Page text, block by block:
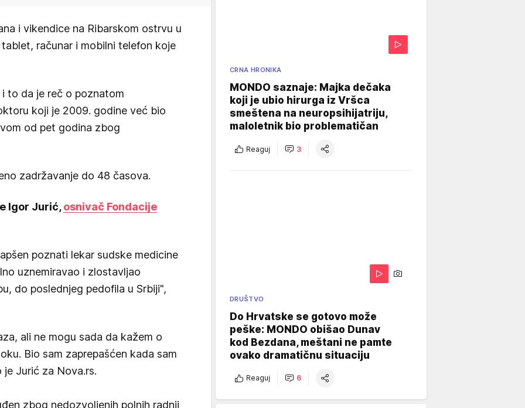
i vikendice na Ribarskom ostrvu u
računar i mobilni telefon koje
to da je reč o poznatom
koji je 2009. godine već bio
od pet godina zbog
zadržavanje do 48 časova.
Igor Jurić,osnivač Fondacije
poznati lekar sudske medicine
uznemiravao i zlostavljao
do poslednjeg pedofila u Srbiji",
ali ne mogu sada da kažem o
Bio sam zaprepašćen kada sam
je Jurić za Nova.rs.
zbog nedozvoljenih polnih radnji
CRNA HRONIKA
MONDO saznaje: Majka dečaka
koji je ubio hirurga iz Vršca
smeštena na neuropsihijatriju,
maloletnik bio problematičan
Reaguj 3
DRUŠTVO
Do Hrvatske se gotovo može
peške: MONDO obišao Dunav
kod Bezdana, meštani ne pamte
ovako dramatičnu situaciju
Reaguj 6